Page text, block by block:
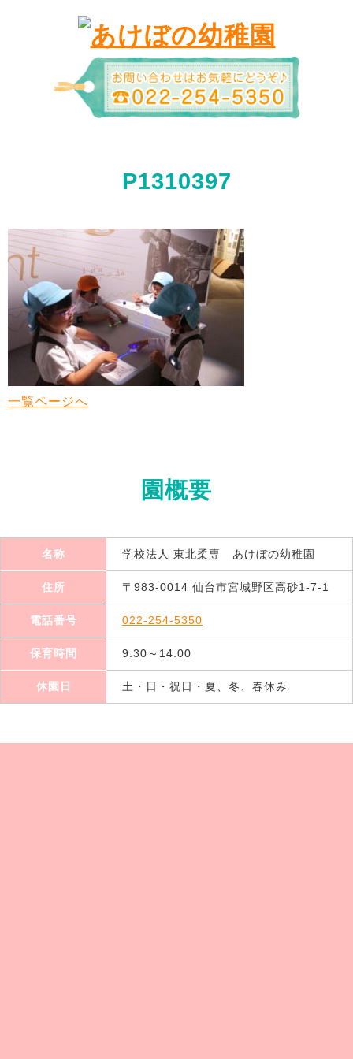
P1310397
一覧ページへ
園概要
名称 学校法人 東北柔専 あけぼの幼稚園
住所 〒983-0014 仙台市宮城野区高砂1-7-1
電話番号 022-254-5350
保育時間 9:30～14:00
休園日 土・日・祝日・夏、冬、春休み